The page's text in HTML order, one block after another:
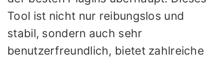
Tool ist nicht nur reibungslos und
stabil, sondern auch sehr
benutzerfreundlich, bietet zahlreiche